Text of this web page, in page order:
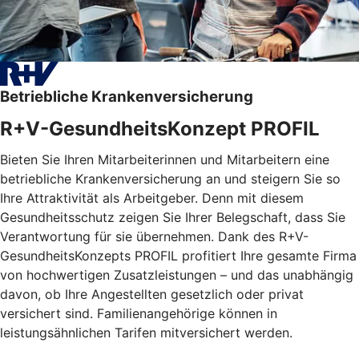
Betriebliche Krankenversicherung
R+V-GesundheitsKonzept PROFIL
Bieten Sie Ihren Mitarbeiterinnen und Mitarbeitern eine
betriebliche Krankenversicherung an und steigern Sie so
Ihre Attraktivität als Arbeitgeber. Denn mit diesem
Gesundheitsschutz zeigen Sie Ihrer Belegschaft, dass Sie
Verantwortung für sie übernehmen. Dank des R+V-
GesundheitsKonzepts PROFIL profitiert Ihre gesamte Firma
von hochwertigen Zusatzleistungen – und das unabhängig
davon, ob Ihre Angestellten gesetzlich oder privat
versichert sind. Familienangehörige können in
leistungsähnlichen Tarifen mitversichert werden.